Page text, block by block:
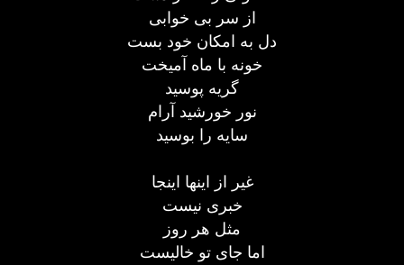
از سر بی خوابی
دل به امکان خود بست
خونه با ماه آمیخت
گریه پوسید
نور خورشید آرام
سایه را بوسید
غیر از اینها اینجا
خبری نیست
مثل هر روز
اما جای تو خالیست